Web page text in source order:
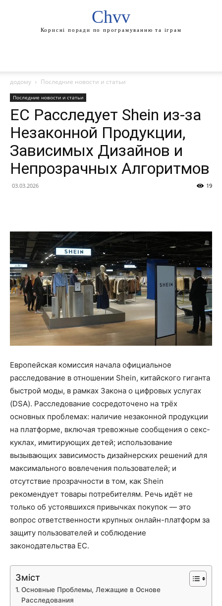
Chvv
Корисні поради по програмуванню та іграм
додому Последние новости и статьи
Последние новости и статьи
ЕС Расследует Shein из-за
Незаконной Продукции,
Зависимых Дизайнов и
Непрозрачных Алгоритмов
03.03.2026 19
Европейская комиссия начала официальное
расследование в отношении Shein, китайского гиганта
быстрой моды, в рамках Закона о цифровых услугах
(DSA). Расследование сосредоточено на трёх
основных проблемах: наличие незаконной продукции
на платформе, включая тревожные сообщения о секс-
куклах, имитирующих детей; использование
вызывающих зависимость дизайнерских решений для
максимального вовлечения пользователей; и
отсутствие прозрачности в том, как Shein
рекомендует товары потребителям. Речь идёт не
только об устоявшихся привычках покупок — это
вопрос ответственности крупных онлайн-платформ за
защиту пользователей и соблюдение
законодательства ЕС.
Зміст
Основные Проблемы, Лежащие в Основе
Расследования